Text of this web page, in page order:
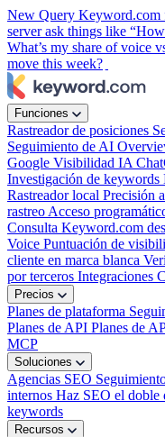
New Query Keyword.com
server ask things like
What’s my share of voice
move this week?
Funciones
Rastreador de posiciones
Seguimiento de AI
Google Visibilidad IA
Investigación de keywords
Rastreador local Precisión
rastreo Acceso
Consulta Keyword.com
Voice Puntuación de
cliente en marca blanca
por terceros Integraciones
Precios
Planes de plataforma
Planes de API Planes de
MCP
Soluciones
Agencias SEO
internos Haz SEO el doble
keywords
Recursos